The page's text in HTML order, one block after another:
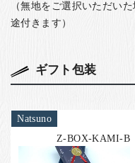
（無地をご選択いただい
途付きます）
ギフト包装
Natsuno
Z-BOX-KAMI-B